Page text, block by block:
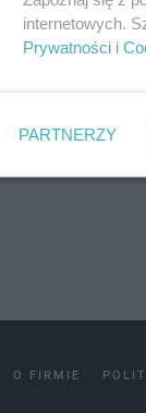
O FIRMIE
internetowych.
Prywatności i
PARTNERZY